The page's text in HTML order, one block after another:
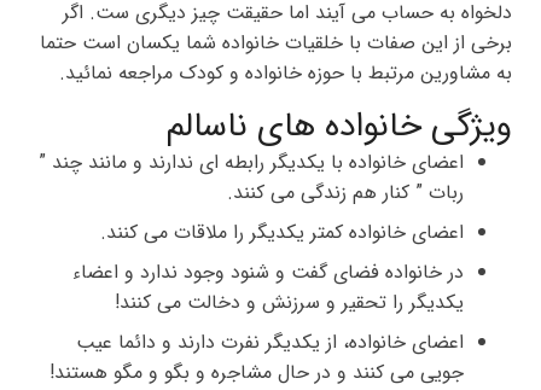
دلخواه به حساب می آیند اما حقیقت چیز دیگری ست. اگر
برخی از این صفات با خلقیات خانواده شما یکسان است حتما
به مشاورین مرتبط با حوزه خانواده و کودک مراجعه نمائید.
ویژگی خانواده های ناسالم
اعضای خانواده با یکدیگر رابطه ای ندارند و مانند چند ”
ربات ” کنار هم زندگی می کنند.
اعضای خانواده کمتر یکدیگر را ملاقات می کنند.
در خانواده فضای گفت و شنود وجود ندارد و اعضاء
یکدیگر را تحقیر و سرزنش و دخالت می کنند!
اعضای خانواده، از یکدیگر نفرت دارند و دائما عیب
جویی می کنند و در حال مشاجره و بگو و مگو هستند!